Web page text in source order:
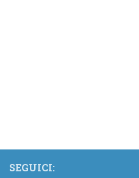
SEGUICI: